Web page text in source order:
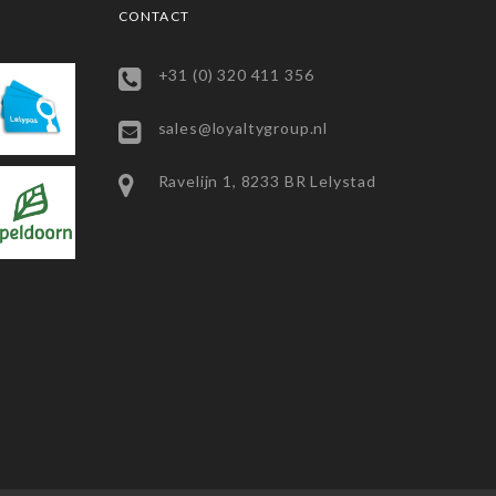
CONTACT
+31 (0) 320 411 356
sales@loyaltygroup.nl
Ravelijn 1, 8233 BR Lelystad